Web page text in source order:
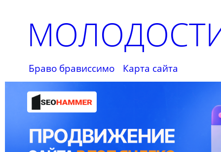
Браво брависсимо Карта сайта